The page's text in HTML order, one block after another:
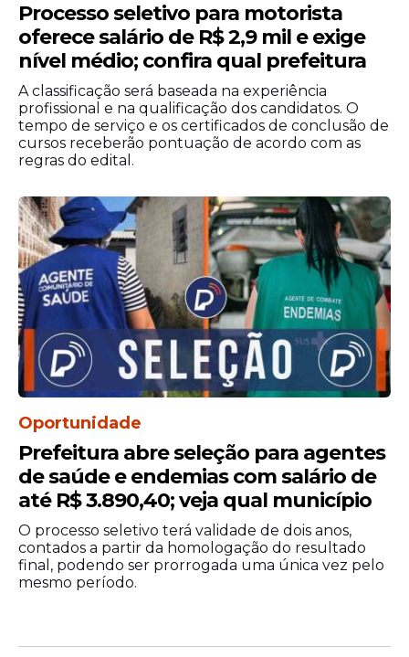
Processo seletivo para motorista
oferece salário de R$ 2,9 mil e exige
nível médio; confira qual prefeitura
A classificação será baseada na experiência
profissional e na qualificação dos candidatos. O
tempo de serviço e os certificados de conclusão de
cursos receberão pontuação de acordo com as
regras do edital.
Oportunidade
Prefeitura abre seleção para agentes
de saúde e endemias com salário de
até R$ 3.890,40; veja qual município
O processo seletivo terá validade de dois anos,
contados a partir da homologação do resultado
final, podendo ser prorrogada uma única vez pelo
mesmo período.